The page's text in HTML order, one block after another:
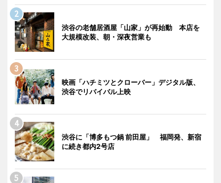
渋谷の老舗居酒屋「山家」が再始動 本店を
大規模改装、朝・深夜営業も
映画「ハチミツとクローバー」デジタル版、
渋谷でリバイバル上映
渋谷に「博多もつ鍋 前田屋」 福岡発、新宿
に続き都内2号店